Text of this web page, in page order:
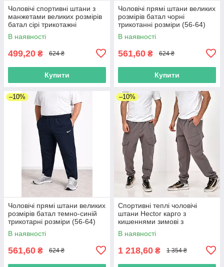
Чоловічі спортивні штани з
манжетами великих розмірів
батал сірі трикотажні
В наявності
499,20 ₴ 624 ₴
Купити
Чоловічі прямі штани великих
розмірів батал чорні
трикотанні розміри (56-64)
В наявності
561,60 ₴ 624 ₴
Купити
–10%
Чоловічі прямі штани великих
розмірів батал темно-синій
трикотарні розміри (56-64)
В наявності
561,60 ₴ 624 ₴
–10%
Спортивні теплі чоловічі
штани Hector карго з
кишеннями зимові з
манжетами трикотаж на флісі
темний сірі великі розміри
В наявності
1 218,60 ₴ 1 354 ₴